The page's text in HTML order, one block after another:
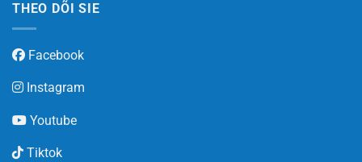
THEO DÕI SIE
Facebook
Instagram
Youtube
Tiktok